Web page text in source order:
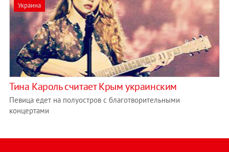
Украина
Тина Кароль считает Крым украинским
Певица едет на полуостров с благотворительными
концертами